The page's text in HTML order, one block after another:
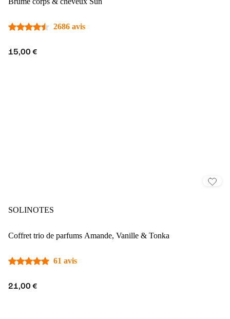
2686 avis
15,00 €
SOLINOTES
Coffret trio de parfums Amande, Vanille & Tonka
61 avis
21,00 €